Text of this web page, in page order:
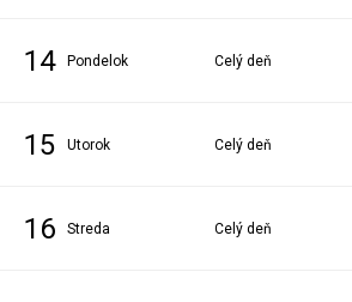
14 pondelok Celý deň
15 utorok Celý deň
16 streda Celý deň